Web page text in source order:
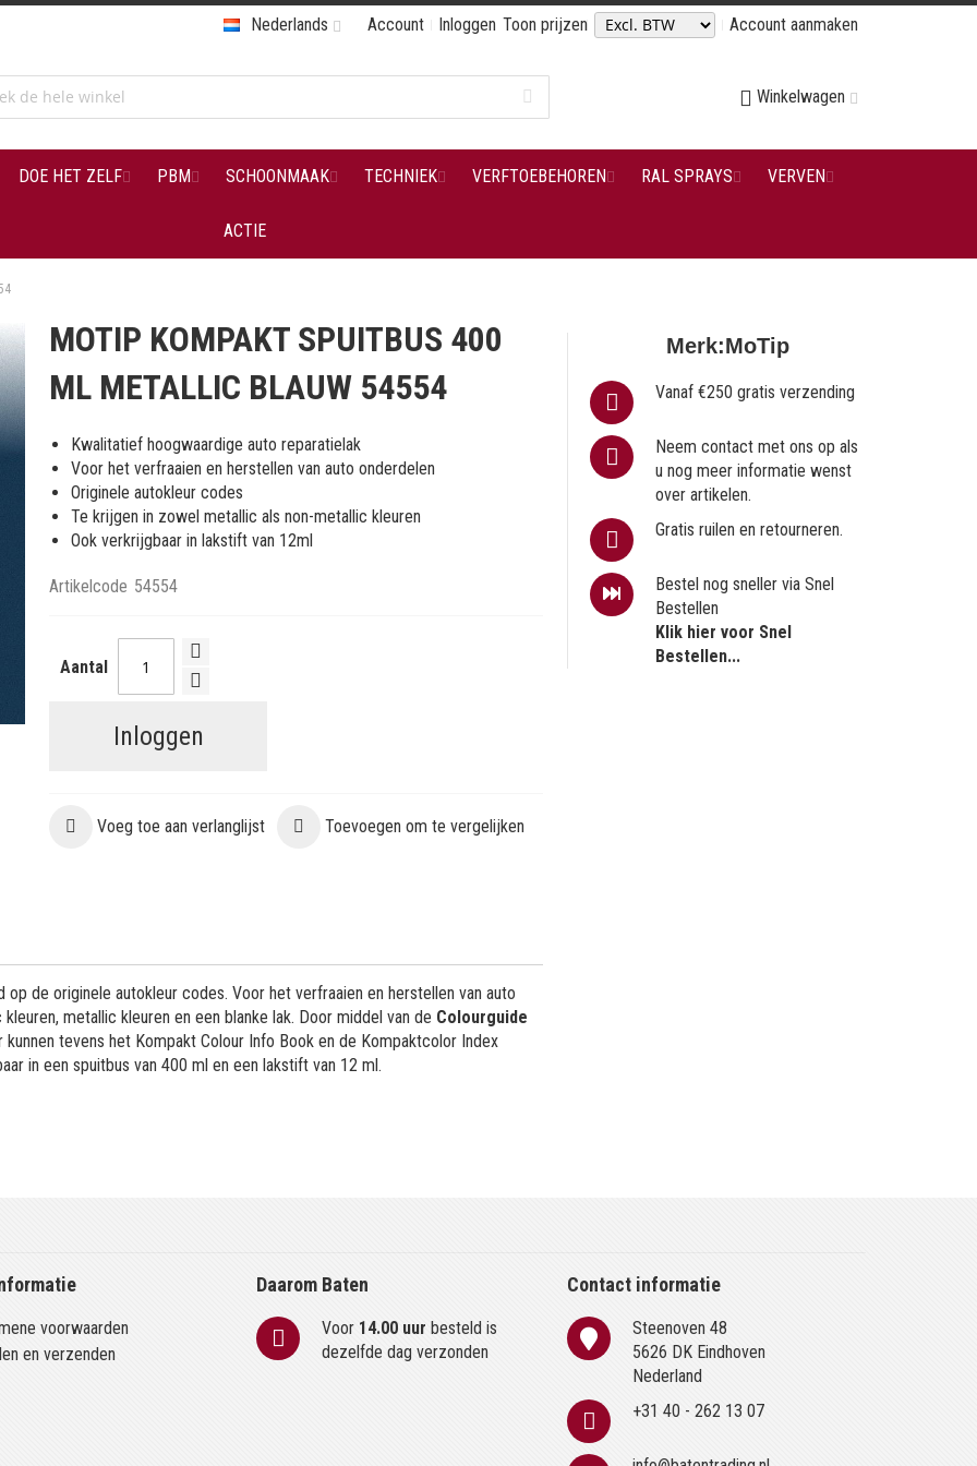
Account Inloggen Toon prijzen Account aanmaken
Nederlands
Winkelwagen
DOE HET ZELF PBM SCHOONMAAK TECHNIEK VERFTOEBEHOREN RAL SPRAYS VERVEN
ACTIE
MOTIP KOMPAKT SPUITBUS 400
ML METALLIC BLAUW 54554
Kwalitatief hoogwaardige auto reparatielak
Voor het verfraaien en herstellen van auto onderdelen
Originele autokleur codes
Te krijgen in zowel metallic als non-metallic kleuren
Ook verkrijgbaar in lakstift van 12ml
Artikelcode 54554
Aantal
Inloggen
Voeg toe aan verlanglijst Toevoegen om te vergelijken
Merk:MoTip
Vanaf €250 gratis verzending
Neem contact met ons op als
u nog meer informatie wenst
over artikelen.
Gratis ruilen en retourneren.
Bestel nog sneller via Snel
Bestellen
Klik hier voor Snel
Bestellen...
de originele autokleur codes. Voor het verfraaien en herstellen van auto
metallic kleuren en een blanke lak. Door middel van de Colourguide
tevens het Kompakt Colour Info Book en de Kompaktcolor Index
in een spuitbus van 400 ml en een lakstift van 12 ml.
voorwaarden
en verzenden
Daarom Baten
Voor 14.00 uur besteld is
dezelfde dag verzonden
Contact informatie
Steenoven 48
5626 DK Eindhoven
Nederland
+31 40 - 262 13 07